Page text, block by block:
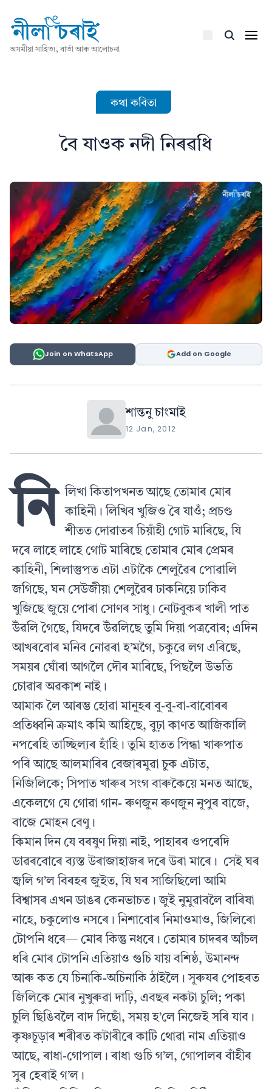
অসমীয়া সাহিত্য, বাৰ্তা আৰু আলোচনা
কথা কবিতা
বৈ যাওক নদী নিৰৱধি
Join on WhatsApp Add on Google
শান্তনু চাংমাই
12 Jan, 2012
নি
লিখা কিতাপখনত আছে তোমাৰ মোৰ
কাহিনী। লিখিব খুজিও ৰৈ যাওঁ; প্ৰচণ্ড
শীতত দোৱাতৰ চিয়াঁহী গোট মাৰিছে, যি
দৰে লাহে লাহে গোট মাৰিছে তোমাৰ মোৰ প্ৰেমৰ
কাহিনী, শিলাস্তুপত এটা এটাকৈ শেলুৱৈৰ পোৱালি
জগিছে, ঘন সেউজীয়া শেলুৱৈৰ ঢাকনিয়ে ঢাকিব
খুজিছে জুয়ে পোৰা সোণৰ সাধু। নোটবুকৰ খালী পাত
উঁৱলি গৈছে, যিদৰে উঁৱলিছে তুমি দিয়া পত্ৰবোৰ; এদিন
আখৰবোৰ মনিব নোৱৰা হ’মগৈ, চকুৱে লগ এৰিছে,
সময়ৰ ঘোঁৰা আগলৈ দৌৰ মাৰিছে, পিছলৈ উভতি
চোৱাৰ অৱকাশ নাই।
আমাক লৈ আৰম্ভ হোৱা মানুহৰ বু-বু-বা-বাবোৰৰ
প্ৰতিধ্বনি ক্ৰমাৎ কমি আহিছে, বুঢ়া কাণত আজিকালি
নপৰেহি তাচ্ছিল্যৰ হাঁহি। তুমি হাতত পিন্ধা খাৰুপাত
পৰি আছে আলমাৰিৰ বেজাৰমুৱা চুক এটাত,
নিজিলিকে; সিপাত খাৰুৰ সংগ বাৰুকৈয়ে মনত আছে,
একেলগে যে গোৱা গান- ৰুণজুন ৰুণজুন নূপুৰ বাজে,
বাজে মোহন বেণু।
কিমান দিন যে বৰষুণ দিয়া নাই, পাহাৰৰ ওপৰেদি
ডাৱৰবোৰে ব্যস্ত উৰাজাহাজৰ দৰে উৰা মাৰে। সেই ঘৰ
জ্বলি গ’ল বিৰহৰ জুইত, যি ঘৰ সাজিছিলো আমি
বিশ্বাসৰ এখন ডাঙৰ কেনভাচত। জুই নুমুৱাবলৈ বাৰিষা
নাহে, চকুলোও নসৰে। নিশাবোৰ নিমাওমাও, জিলিৰো
টোপনি ধৰে— মোৰ কিন্তু নধৰে। তোমাৰ চাদৰৰ আঁচল
ধৰি মোৰ টোপনি এতিয়াও গুচি যায় বশিষ্ঠ, উমানন্দ
আৰু কত যে চিনাকি-অচিনাকি ঠাইলৈ। সূৰুযৰ পোহৰত
জিলিকে মোৰ নুখুৰুৱা দাঢ়ি, এবছৰ নকটা চুলি; পকা
চুলি ছিঙিবলৈ বাদ দিছোঁ, সময় হ’লে নিজেই সৰি যাব।
কৃষ্ণচূড়াৰ শৰীৰত কটাৰীৰে কাটি থোৱা নাম এতিয়াও
আছে, ৰাধা-গোপাল। ৰাধা গুচি গ’ল, গোপালৰ বাঁহীৰ
সুৰ হেৰাই গ’ল।